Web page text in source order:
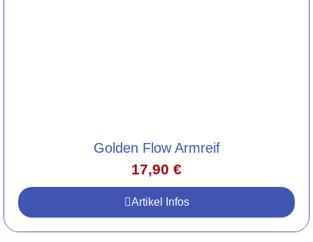
Golden Flow Armreif
17,90 €
Artikel Infos